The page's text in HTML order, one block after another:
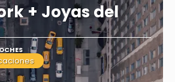
+ Joyas del